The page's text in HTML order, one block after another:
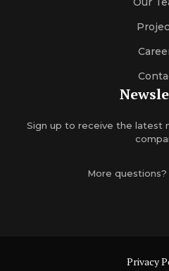
Sign up to receive the latest
More questions?
Privacy